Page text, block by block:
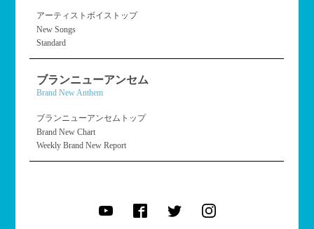
アーティストボイストップ
New Songs
Standard
ブランニューアンセム
Brand New Anthem
ブランニューアンセムトップ
Brand New Chart
Weekly Brand New Report